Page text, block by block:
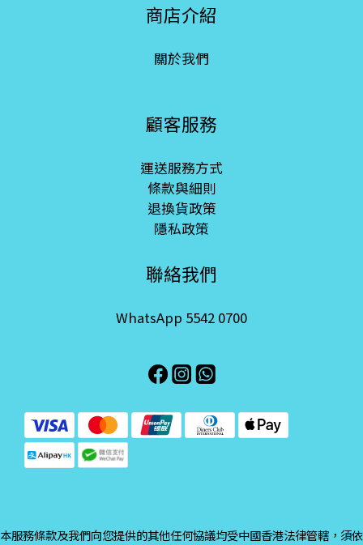
商店介紹
關於我們
顧客服務
運送服務方式
條款與細則
退換貨政策
隱私政策
聯絡我們
WhatsApp 5542 0700
本服務條款及我們向您提供的其他任何協議均受中國香港法律管轄，須依